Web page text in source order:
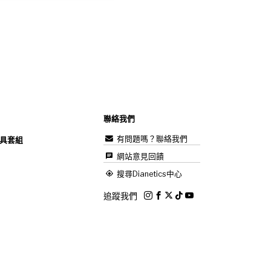
套組
聯絡我們
有問題嗎？聯絡我們
網站意見回饋
搜尋Dianetics中心
追蹤我們